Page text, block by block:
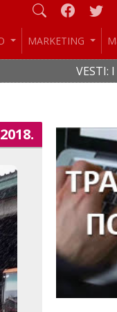
MARKETING
VESTI: I